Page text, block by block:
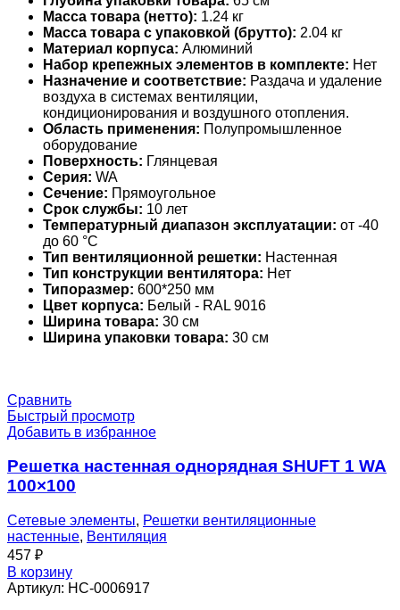
Масса товара (нетто): 1.24 кг
Масса товара с упаковкой (брутто): 2.04 кг
Материал корпуса: Алюминий
Набор крепежных элементов в комплекте: Нет
Назначение и соответствие: Раздача и удаление
воздуха в системах вентиляции,
кондиционирования и воздушного отопления.
Область применения: Полупромышленное
оборудование
Поверхность: Глянцевая
Серия: WA
Сечение: Прямоугольное
Срок службы: 10 лет
Температурный диапазон эксплуатации: от -40
до 60 °С
Тип вентиляционной решетки: Настенная
Тип конструкции вентилятора: Нет
Типоразмер: 600*250 мм
Цвет корпуса: Белый - RAL 9016
Ширина товара: 30 см
Ширина упаковки товара: 30 см
Сравнить
Быстрый просмотр
Добавить в избранное
Решетка настенная однорядная SHUFT 1 WA
100×100
Сетевые элементы, Решетки вентиляционные
настенные, Вентиляция
457 ₽
В корзину
Артикул: НС-0006917